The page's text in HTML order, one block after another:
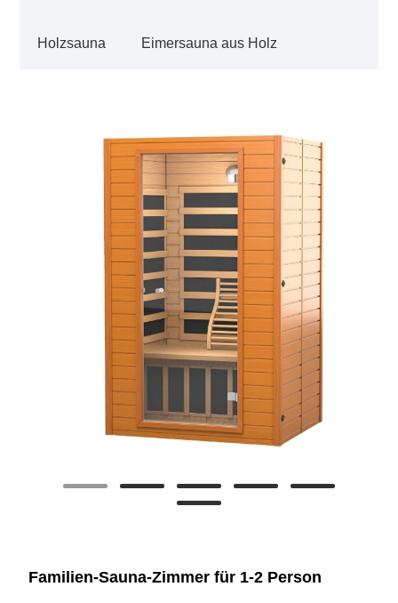
Holzsauna Eimersauna aus Holz
Familien-Sauna-Zimmer für 1-2 Person